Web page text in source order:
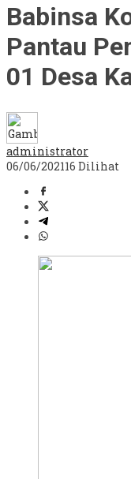
Babinsa
Pantau
01 Desa
administrator
06/06/202116 Dilihat